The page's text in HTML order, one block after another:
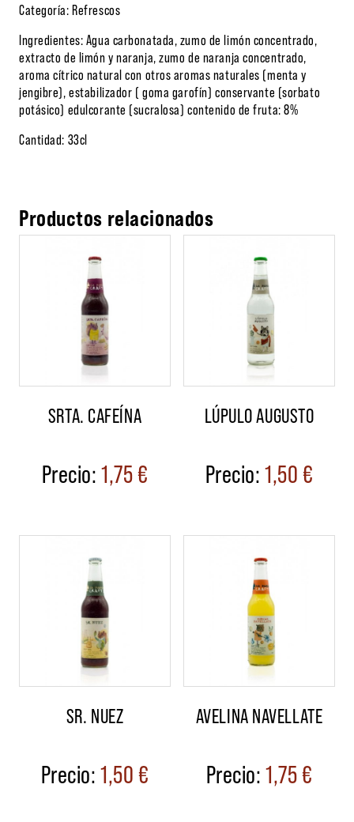
Categoría: Refrescos
Ingredientes: Agua carbonatada, zumo de limón concentrado,
extracto de limón y naranja, zumo de naranja concentrado,
aroma cítrico natural con otros aromas naturales (menta y
jengibre), estabilizador ( goma garofín) conservante (sorbato
potásico) edulcorante (sucralosa) contenido de fruta: 8%
Cantidad: 33cl
Productos relacionados
SRTA. CAFEÍNA
1,75€
LÚPULO AUGUSTO
1,50€
SR. NUEZ
1,50€
AVELINA NAVELLATE
1,75€